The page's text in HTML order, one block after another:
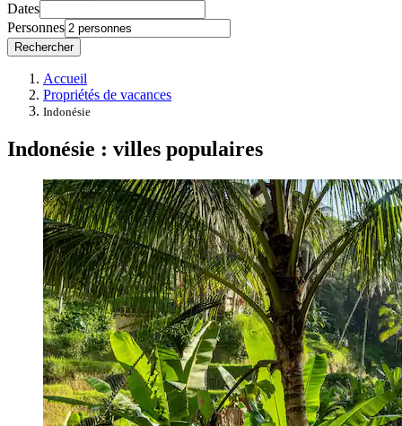
Dates
Personnes
Rechercher
Accueil
Propriétés de vacances
Indonésie
Indonésie : villes populaires